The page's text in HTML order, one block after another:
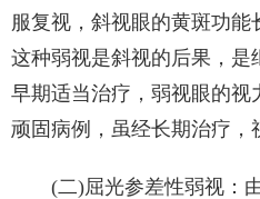
服复视，斜视眼的黄斑功能
这种弱视是斜视的后果，是
早期适当治疗，弱视眼的视
顽固病例，虽经长期治疗，
(二)屈光参差性弱视：